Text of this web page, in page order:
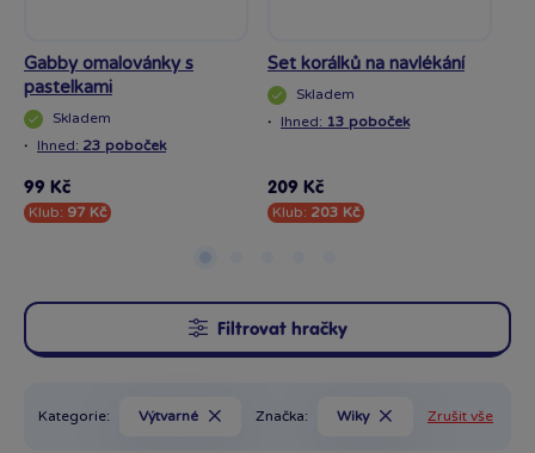
Gabby omalovánky s
pastelkami
Skladem
· Ihned: 23 poboček
99 Kč
Klub: 97 Kč
Set korálků na navlékání
Skladem
· Ihned: 13 poboček
209 Kč
Klub: 203 Kč
Filtrovat hračky
Kategorie: Výtvarné Značka: Wiky Zrušit vše